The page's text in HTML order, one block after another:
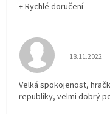
+ Rychlé doručení
Hodnocení
18.11.2022
Velká spokojenost,
republiky, velmi dobrý